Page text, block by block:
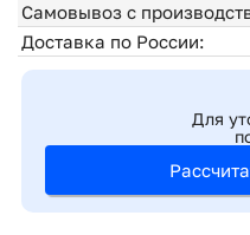
Самовывоз с
Доставка по России:
Для